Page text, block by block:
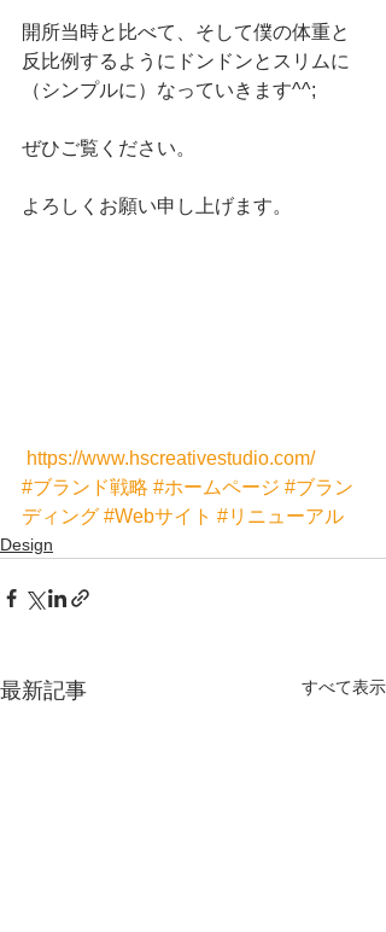
開所当時と比べて、そして僕の体重と
反比例するようにドンドンとスリムに
（シンプルに）なっていきます^^;
ぜひご覧ください。
よろしくお願い申し上げます。
https://www.hscreativestudio.com/
#ブランド戦略 #ホームページ #ブラン
ディング #Webサイト #リニューアル
Design
最新記事 すべて表示